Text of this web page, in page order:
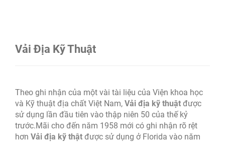
Vải Địa Kỹ Thuật
Theo ghi nhận của một vài tài liệu của Viện khoa học
và Kỹ thuật địa chất Việt Nam, Vải địa kỹ thuật được
sử dụng lần đầu tiên vào thập niên 50 của thế kỷ
trước.Mãi cho đến năm 1958 mới có ghi nhận rõ rệt
hơn Vải địa kỹ thật được sử dụng ở Florida vào năm